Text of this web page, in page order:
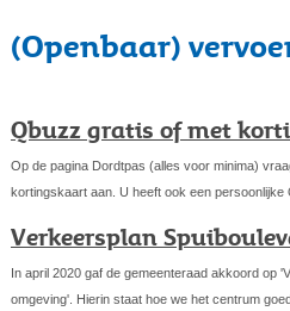
(Openbaar)
Qbuzz gratis of met
Op de pagina Dordtpas (alles voor minima)
kortingskaart aan. U heeft ook een persoonlijke
Verkeersplan
In april 2020 gaf de gemeenteraad akkoord op
omgeving'. Hierin staat hoe we het centrum